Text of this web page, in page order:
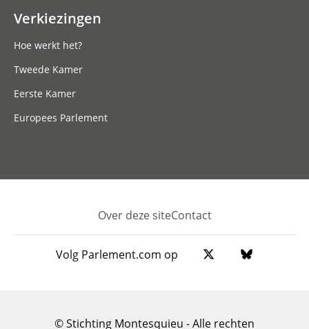
Verkiezingen
Hoe werkt het?
Tweede Kamer
Eerste Kamer
Europees Parlement
Footer
Over deze siteContact
Volg Parlement.com op
© Stichting Montesquieu - Alle rechten